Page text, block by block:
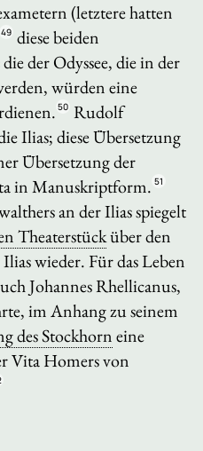
(letztere hatten
49 diese beiden
derOdyssee, die in der
würden eine
50 Rudolf
Ilias; diese Übersetzung
Übersetzung der
in Manuskriptform. 51
an derIliasspiegelt
Theaterstücküber den
Iliaswieder. Für das Leben
Johannes Rhellicanus,
im Anhang zu seinem
des Stockhorneine
VitaHomers von